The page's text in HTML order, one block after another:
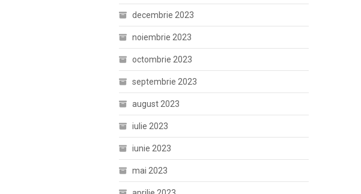
decembrie 2023
noiembrie 2023
octombrie 2023
septembrie 2023
august 2023
iulie 2023
iunie 2023
mai 2023